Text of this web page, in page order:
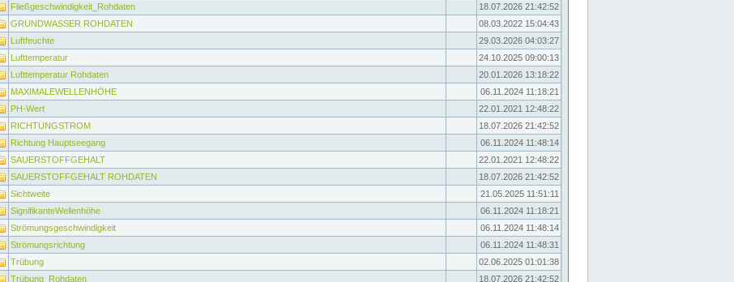
Fließgeschwindigkeit_Rohdaten
18.07.2026 21:42:52
GRUNDWASSER ROHDATEN
08.03.2022 15:04:43
Luftfeuchte
29.03.2026 04:03:27
Lufttemperatur
24.10.2025 09:00:13
Lufttemperatur Rohdaten
20.01.2026 13:18:22
MAXIMALEWELLENHÖHE
06.11.2024 11:18:21
PH-Wert
22.01.2021 12:48:22
RICHTUNGSTROM
18.07.2026 21:42:52
Richtung Hauptseegang
06.11.2024 11:48:14
SAUERSTOFFGEHALT
22.01.2021 12:48:22
SAUERSTOFFGEHALT ROHDATEN
18.07.2026 21:42:52
Sichtweite
21.05.2025 11:51:11
SignifikanteWellenhöhe
06.11.2024 11:18:21
Strömungsgeschwindigkeit
06.11.2024 11:48:14
Strömungsrichtung
06.11.2024 11:48:31
Trübung
02.06.2025 01:01:38
Trübung_Rohdaten
18.07.2026 21:42:52